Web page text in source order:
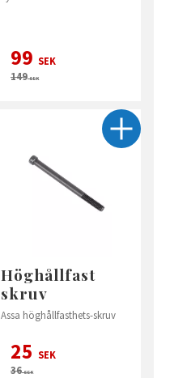
99 SEK
149SEK
Höghållfast
skruv
Assa höghållfasthets-skruv
25 SEK
36SEK